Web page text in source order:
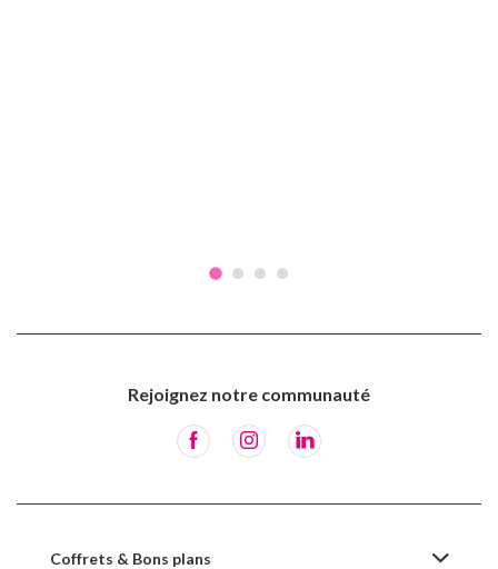
Rejoignez notre communauté
Coffrets & Bons plans